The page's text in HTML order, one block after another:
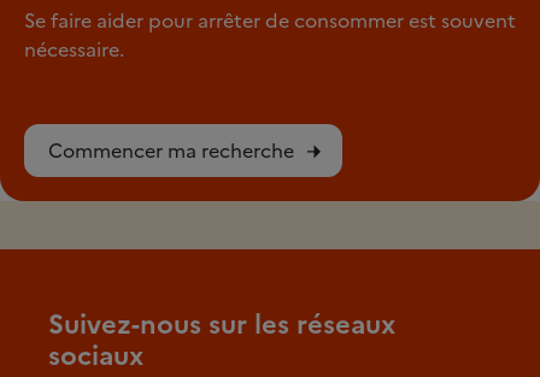
Se faire aider pour arrêter de consommer est souvent
nécessaire.
Commencer ma recherche
Suivez-nous sur les réseaux
sociaux